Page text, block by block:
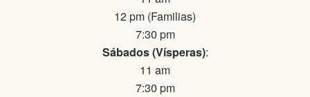
12 pm (Familias)
7:30 pm
Sábados (Vísperas):
11 am
7:30 pm